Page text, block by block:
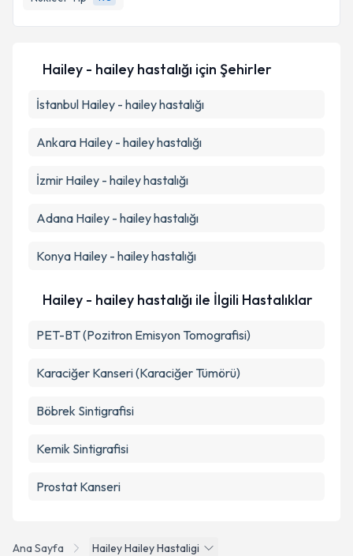
Metni 'ni okudum ve kişisel verilerimin belirtilen
kapsamda işlenmesini kabul ediyorum.
Ana Sayfa Hailey Hailey Hastaligi
Hailey - hailey hastalığı için Şehirler
İstanbul Hailey - hailey hastalığı
Ankara Hailey - hailey hastalığı
İzmir Hailey - hailey hastalığı
Adana Hailey - hailey hastalığı
Konya Hailey - hailey hastalığı
Hailey - hailey hastalığı ile İlgili Hastalıklar
PET-BT (Pozitron Emisyon Tomografisi)
Karaciğer Kanseri (Karaciğer Tümörü)
Böbrek Sintigrafisi
Kemik Sintigrafisi
Prostat Kanseri